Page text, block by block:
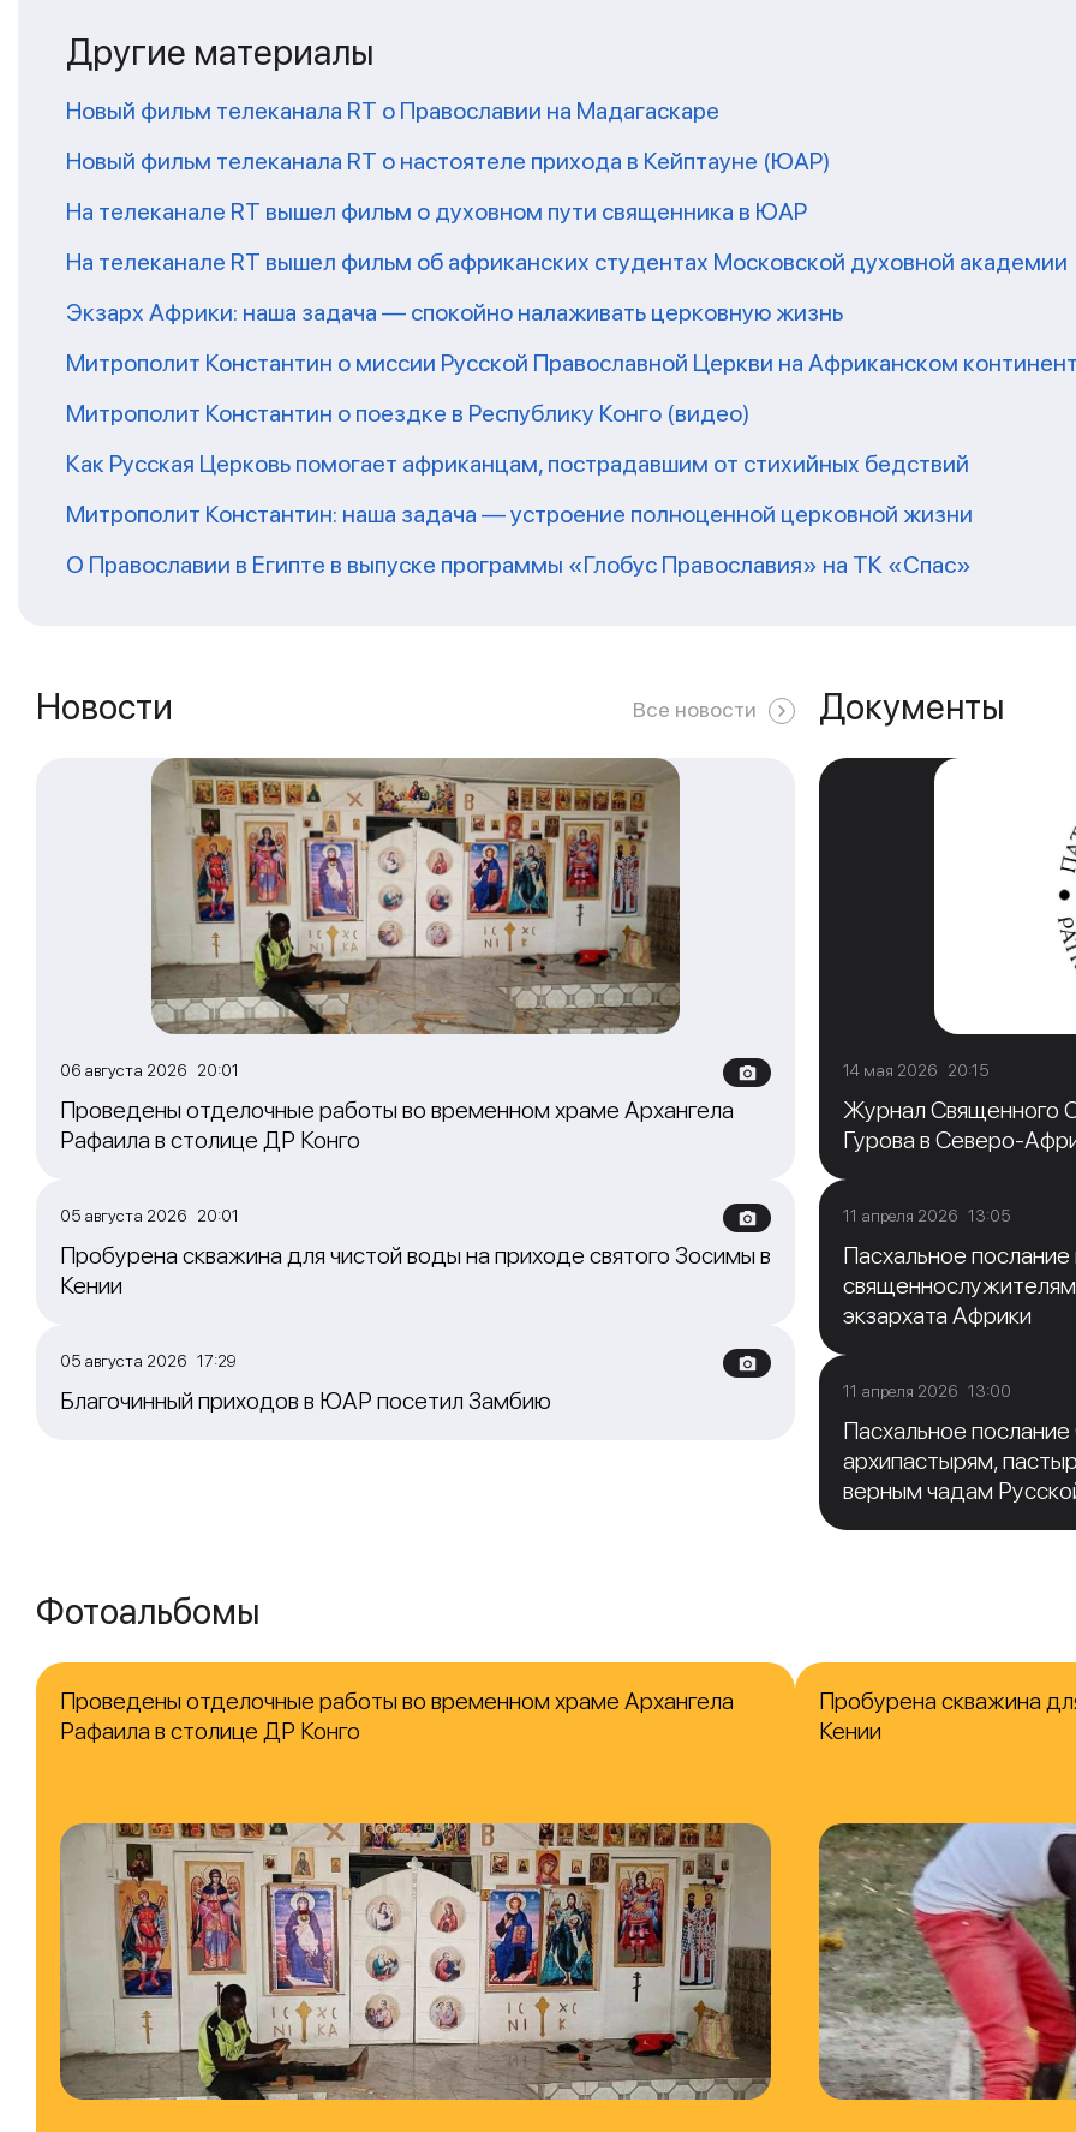
Другие материалы
Новый фильм телеканала RT о Православии на Мадагаскаре
Новый фильм телеканала RT о настоятеле прихода в Кейптауне (ЮАР)
На телеканале RT вышел фильм о духовном пути священника в ЮАР
На телеканале RT вышел фильм об африканских студентах Московской духовной академии
Экзарх Африки: наша задача — спокойно налаживать церковную жизнь
Митрополит Константин о миссии Русской Православной Церкви на Африканском
Митрополит Константин о поездке в Республику Конго (видео)
Как Русская Церковь помогает африканцам, пострадавшим от стихийных бедствий
Митрополит Константин: наша задача — устроение полноценной церковной жизни
О Православии в Египте в выпуске программы «Глобус Православия» на ТК «Спас»
Новости Все новости
06 августа 2026 20:01
Проведены отделочные работы во временном храме Архангела
Рафаила в столице ДР Конго
05 августа 2026 20:01
Пробурена скважина для чистой воды на приходе святого Зосимы в
Кении
05 августа 2026 17:29
Благочинный приходов в ЮАР посетил Замбию
Документы
14 мая 2026 20:15
Журнал Священного
Гурова в Северо-
11 апреля 2026 13:05
Пасхальное
экзархата Африки
11 апреля 2026 13:00
Пасхальное
архипастырям,
верным чадам
Фотоальбомы
Проведены отделочные работы во временном храме Архангела
Рафаила в столице ДР Конго
Пробурена скважина
Кении